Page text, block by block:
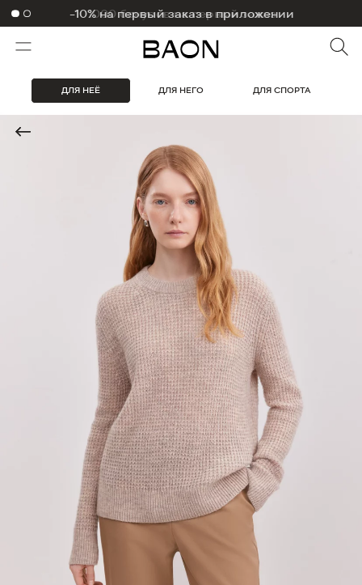
1000 бонусов на первый заказ
ДЛЯ НЕЁ ДЛЯ НЕГО ДЛЯ СПОРТА